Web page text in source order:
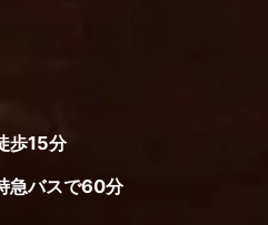
歩15分
急バスで60分